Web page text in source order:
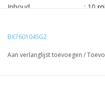
Inhoud
: 10
Prijs
BX760104SG2
Aan verlanglijst toevoegen /